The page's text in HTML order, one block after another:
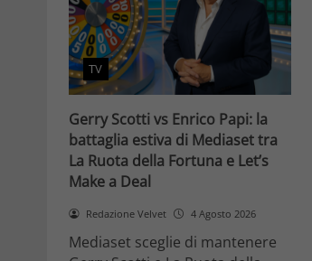
TV
Gerry Scotti vs Enrico Papi: la
battaglia estiva di Mediaset tra
La Ruota della Fortuna e Let’s
Make a Deal
Redazione Velvet 4 Agosto 2026
Mediaset sceglie di mantenere